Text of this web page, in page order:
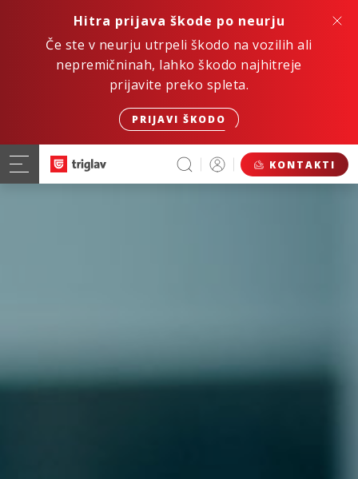
Hitra prijava škode po neurju
Če ste v neurju utrpeli škodo na vozilih ali
nepremičninah, lahko škodo najhitreje
prijavite preko spleta.
PRIJAVI ŠKODO
KONTAKTI